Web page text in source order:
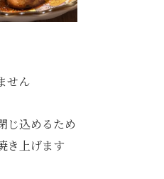
せん
じ込めるため
き上げます